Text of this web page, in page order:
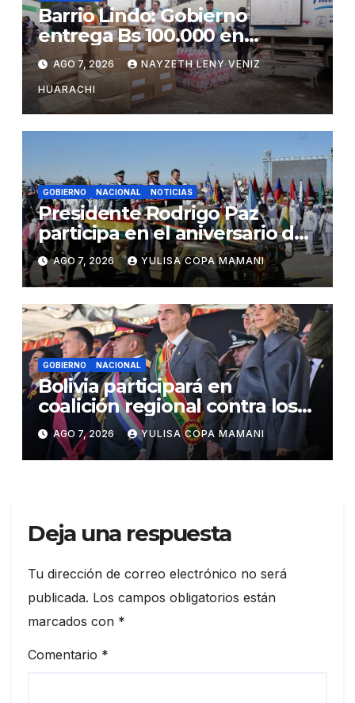
Barrio Lindo: Gobierno
entrega Bs 100.000 en
insumos para afectados
AGO 7, 2026 NAYZETH LENY VENIZ
HUARACHI
GOBIERNO NACIONAL NOTICIAS
Presidente Rodrigo Paz
participa en el aniversario de
las Fuerzas Armadas
AGO 7, 2026 YULISA COPA MAMANI
GOBIERNO NACIONAL
Bolivia participará en
coalición regional contra los
cárteles del narcotráfico
AGO 7, 2026 YULISA COPA MAMANI
Deja una respuesta
Tu dirección de correo electrónico no será
publicada. Los campos obligatorios están
marcados con *
Comentario *